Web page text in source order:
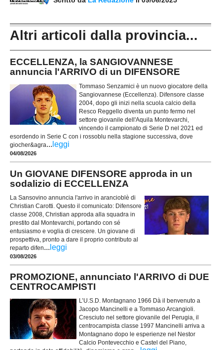
Altri articoli dalla provincia...
ECCELLENZA, la SANGIOVANNESE
annuncia l'ARRIVO di un DIFENSORE
Tommaso Senzamici è un nuovo giocatore della
Sangiovannese (Eccellenza). Difensore classe
2004, dopo gli inizi nella scuola calcio della
Resco Reggello diventa un punto fermo nel
settore giovanile dell'Aquila Montevarchi,
vincendo il campionato di Serie D nel 2021 ed
esordendo in Serie C con i rossoblu nella stagione successiva, dove
giocher&agra... leggi
04/08/2026
Un GIOVANE DIFENSORE approda in un
sodalizio di ECCELLENZA
La Sansovino annuncia l'arrivo in arancioblè di
Christian Carotti. Questo il comunicato: Difensore
classe 2008, Christian approda alla squadra in
prestito dal Montevarchi, portando con sé
entusiasmo e voglia di crescere. Un giovane di
prospettiva, pronto a dare il proprio contributo al
reparto difen... leggi
03/08/2026
PROMOZIONE, annunciato l'ARRIVO di DUE
CENTROCAMPISTI
L’U.S.D. Montagnano 1966 Dà il benvenuto a
Jacopo Mancinelli e a Tommaso Arcangioli.
Cresciuto nel settore giovanile del Perugia, il
centrocampista classe 1997 Mancinelli arriva a
Montagnano dopo le esperienze nel Nestor
Calcio Pontevecchio e Castel del Piano,